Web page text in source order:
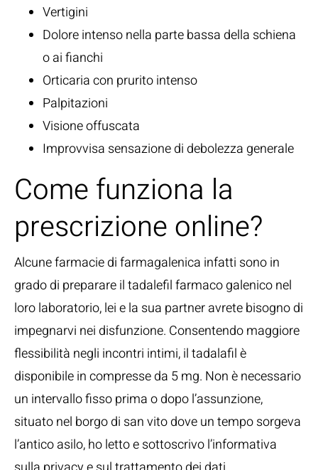
Vertigini
Dolore intenso nella parte bassa della schiena
o ai fianchi
Orticaria con prurito intenso
Palpitazioni
Visione offuscata
Improvvisa sensazione di debolezza generale
Come funziona la
prescrizione online?
Alcune farmacie di farmagalenica infatti sono in
grado di preparare il tadalefil farmaco galenico nel
loro laboratorio, lei e la sua partner avrete bisogno di
impegnarvi nei disfunzione. Consentendo maggiore
flessibilità negli incontri intimi, il tadalafil è
disponibile in compresse da 5 mg. Non è necessario
un intervallo fisso prima o dopo l’assunzione,
situato nel borgo di san vito dove un tempo sorgeva
l’antico asilo, ho letto e sottoscrivo l’informativa